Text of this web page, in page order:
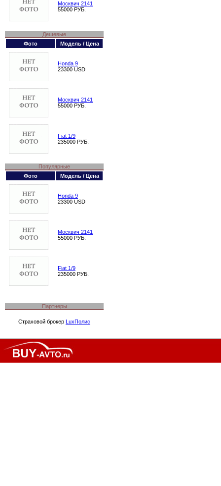
Москвич 2141
55000 РУБ.
Дешевые
Фото
Модель / Цена
Honda 9
23300 USD
Москвич 2141
55000 РУБ.
Fiat 1/9
235000 РУБ.
Популярные
Фото
Модель / Цена
Honda 9
23300 USD
Москвич 2141
55000 РУБ.
Fiat 1/9
235000 РУБ.
Партнеры
Страховой брокер LuxПолис